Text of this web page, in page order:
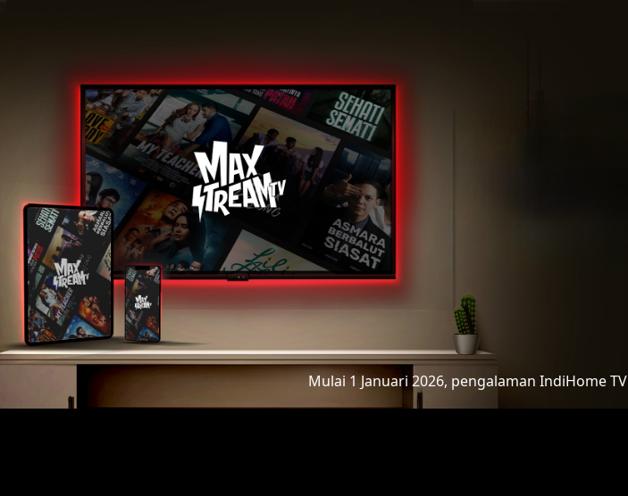
Mulai 1 Januari 2026, pengalaman IndiHome TV